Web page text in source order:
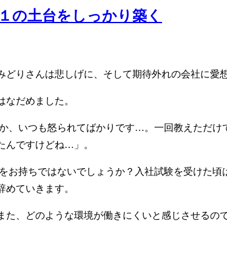
の土台をしっかり築く
りさんは悲しげに、そして期待外れの会社に愛
だめました。
いつも怒られてばかりです…。一回教えただけ
んですけどね…」。
持ちではないでしょうか？入社試験を受けた
めていきます。
、どのような環境が働きにくいと感じさせるの